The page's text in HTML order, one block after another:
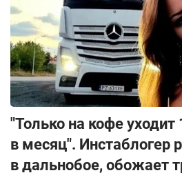
"Только на кофе уходит
в месяц". Инстаблогер
в дальнобое, обожает